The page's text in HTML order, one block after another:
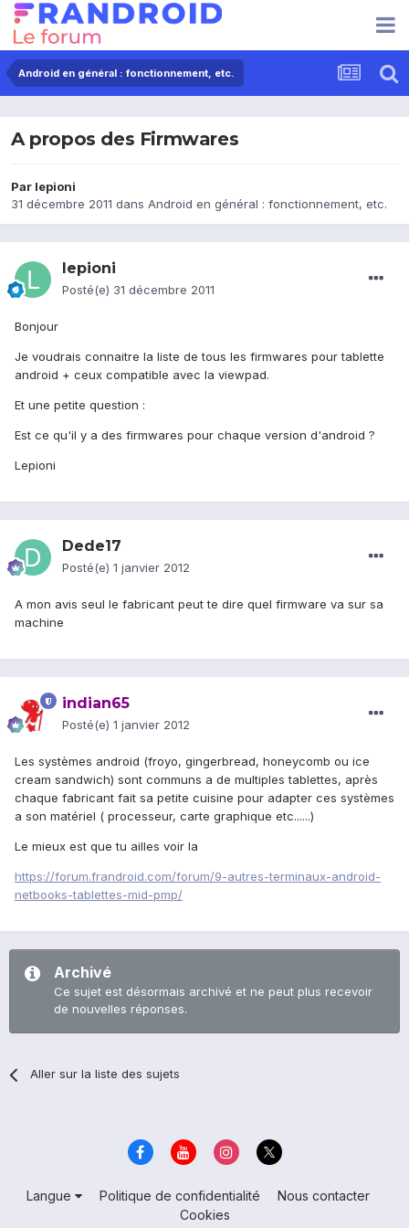
Android en général : fonctionnement, etc.
A propos des Firmwares
Par lepioni
31 décembre 2011 dans Android en général : fonctionnement, etc.
lepioni
Posté(e) 31 décembre 2011
Bonjour
Je voudrais connaitre la liste de tous les firmwares pour tablette
android + ceux compatible avec la viewpad.
Et une petite question :
Est ce qu'il y a des firmwares pour chaque version d'android ?
Lepioni
Dede17
Posté(e) 1 janvier 2012
A mon avis seul le fabricant peut te dire quel firmware va sur sa
machine
indian65
Posté(e) 1 janvier 2012
Les systèmes android (froyo, gingerbread, honeycomb ou ice
cream sandwich) sont communs a de multiples tablettes, après
chaque fabricant fait sa petite cuisine pour adapter ces systèmes
a son matériel ( processeur, carte graphique etc......)
Le mieux est que tu ailles voir la
https://forum.frandroid.com/forum/9-autres-terminaux-android-
netbooks-tablettes-mid-pmp/
Archivé
Ce sujet est désormais archivé et ne peut plus recevoir
de nouvelles réponses.
Aller sur la liste des sujets
Langue Politique de confidentialité
Nous contacter
Cookies